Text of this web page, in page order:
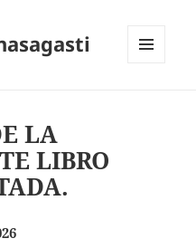
LA
LIBRO